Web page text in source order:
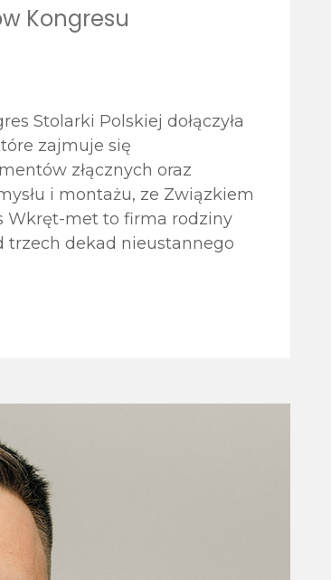
Kongresu
Stolarki Polskiej dołączyła
zajmuje się
złącznych oraz
i montażu, ze Związkiem
Wkręt-met to firma rodziny
trzech dekad nieustannego